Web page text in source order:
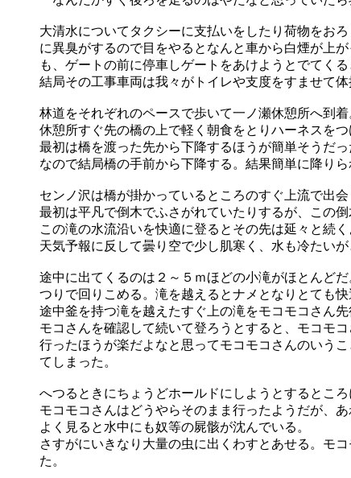
大清水についてタクシーに支払いをしたり荷物をお
に異臭がするので目をやるとなんと車から白煙が上
も、ゲートの前に停車しゲートをあけようとでてく
結局その工事車両は我々がトイレや支度をすませて
林道をそれぞれのペースで歩いて一ノ瀬休憩所へ到着
休憩所すぐ先の橋の上で軽く朝食をとりハーネスをつ
最初は橋を渡った先から下降するほうが簡単そうだ
なので結局橋の手前から下降する。結果簡単に降りら
センノ沢は橋が掛かっているところのすぐ上流で出会
最初は平凡で倒木でふさがれていたりするが、この
この滝の水流沿いを快適に登るとその先は延々と続く
天気予報に反して曇り空で少し肌寒く、水も冷たいが
途中に出てくるのは２～５ｍほどの小滝がほとんど
つりで回りこめる。滝を越えるとナメとなりとても快
途中釜を持つ滝を越えたすぐ上の滝をモコモコさん
モコさんを確認して続いて登ろうとすると、モコモ
行ったほうが楽だよなと思ってモコモコさんのいう
てしまった。
へつるときにちょうどホールドにしようとするとこ
モコモコさんはどうやらそのまま行ったようだが、
よく見ると水中にも奴等の屍骸が沈んでいる。
さすがにいきなり大量の虫に出くわすとあせる。モ
た。